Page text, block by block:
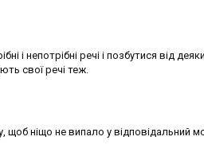
і непотрібні речі і позбутися від
свої речі теж.
щоб ніщо не випало у відповідальний